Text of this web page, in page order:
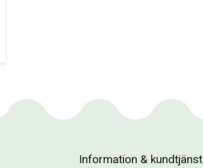
Information & kundtjänst